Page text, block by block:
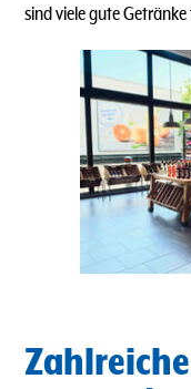
sind viele gute